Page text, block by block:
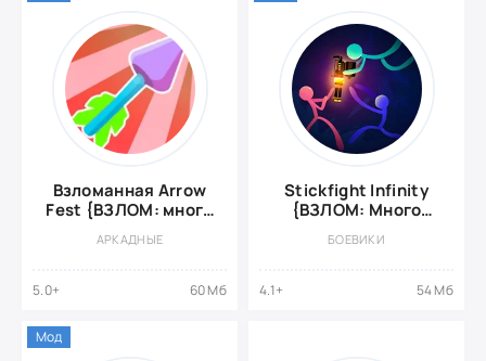
Взломанная Arrow
Fest {ВЗЛОМ: много
АРКАДНЫЕ
5.0+ 60 Мб
Stickfight Infinity
{ВЗЛОМ: Много
БОЕВИКИ
4.1+ 54 Мб
Мод